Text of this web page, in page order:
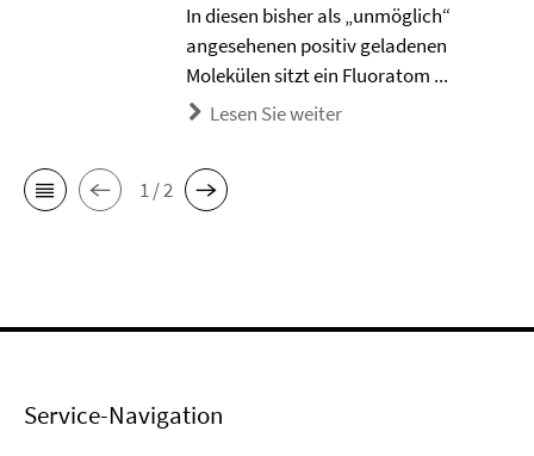
In diesen bisher als „unmöglich“
angesehenen positiv geladenen
Molekülen sitzt ein Fluoratom ...
Lesen Sie weiter
1 / 2
Service-Navigation